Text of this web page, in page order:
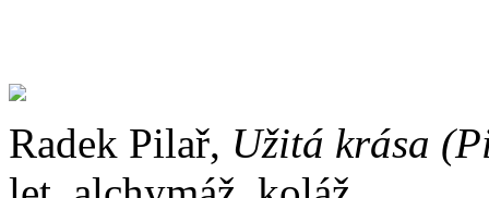
Radek Pilař, Užitá krása